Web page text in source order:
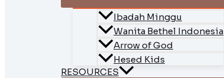
Ibadah Minggu
Wanita Bethel Indonesia
Arrow of God
Hesed Kids
RESOURCES